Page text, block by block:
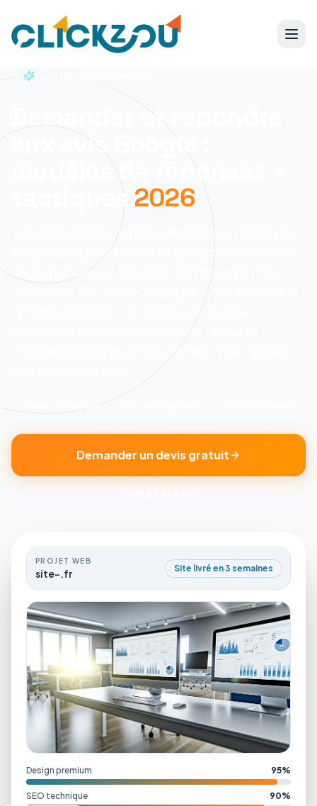
Demander et répondre
aux avis Google :
modèles de réponses +
tactiques 2026
Tutoriel opérationnel pour demander et répondre
aux avis Google : 12 modèles de réponses (positifs,
négatifs, faux avis), QR code, scripts email post-
prestation. Pour le rôle stratégique des avis dans le
ranking SEO local, voir l'article dédié.
concevons une expérience claire, rapide et
orientée résultat pour transformer votre trafic en
Design sur-mesure
Demander un devis gratuit
PROJET WEB
site-.fr Site livré en 3 semaines
Design premium 95%
SEO technique 90%